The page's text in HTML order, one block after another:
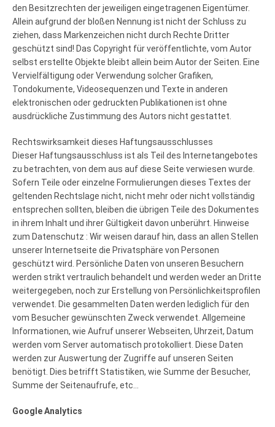
den Besitzrechten der jeweiligen eingetragenen Eigentümer.
Allein aufgrund der bloßen Nennung ist nicht der Schluss zu
ziehen, dass Markenzeichen nicht durch Rechte Dritter
geschützt sind! Das Copyright für veröffentlichte, vom Autor
selbst erstellte Objekte bleibt allein beim Autor der Seiten. Eine
Vervielfältigung oder Verwendung solcher Grafiken,
Tondokumente, Videosequenzen und Texte in anderen
elektronischen oder gedruckten Publikationen ist ohne
ausdrückliche Zustimmung des Autors nicht gestattet.
Rechtswirksamkeit dieses Haftungsausschlusses
Dieser Haftungsausschluss ist als Teil des Internetangebotes
zu betrachten, von dem aus auf diese Seite verwiesen wurde.
Sofern Teile oder einzelne Formulierungen dieses Textes der
geltenden Rechtslage nicht, nicht mehr oder nicht vollständig
entsprechen sollten, bleiben die übrigen Teile des Dokumentes
in ihrem Inhalt und ihrer Gültigkeit davon unberührt. Hinweise
zum Datenschutz : Wir weisen darauf hin, dass an allen Stellen
unserer Internetseite die Privatsphäre von Personen
geschützt wird. Persönliche Daten von unseren Besuchern
werden strikt vertraulich behandelt und werden weder an Dritte
weitergegeben, noch zur Erstellung von Persönlichkeitsprofilen
verwendet. Die gesammelten Daten werden lediglich für den
vom Besucher gewünschten Zweck verwendet. Allgemeine
Informationen, wie Aufruf unserer Webseiten, Uhrzeit, Datum
werden vom Server automatisch protokolliert. Diese Daten
werden zur Auswertung der Zugriffe auf unseren Seiten
benötigt. Dies betrifft Statistiken, wie Summe der Besucher,
Summe der Seitenaufrufe, etc…
Google Analytics